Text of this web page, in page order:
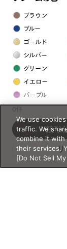
ブラウン
ブルー
ゴールド
シルバー
グリーン
イエロー
パープル
フレームの素材
プラスチック系
樹脂
0件
リ
絞り
We use
traffic. We
combine it
their services.
[Do Not Sell